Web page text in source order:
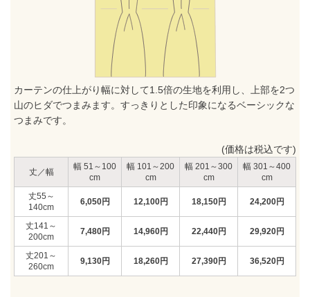
カーテンの仕上がり幅に対して1.5倍の生地を利用し、上部を2つ
山のヒダでつまみます。すっきりとした印象になるベーシックな
つまみです。
(価格は税込です)
丈／幅
51～100 101～200 201～300 301～400
55～
140
6,050円 12,100円 18,150円 24,200円
141～
200
7,480円 14,960円 22,440円 29,920円
201～
260
9,130円 18,260円 27,390円 36,520円